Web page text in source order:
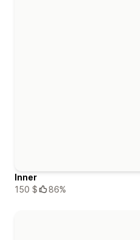
Inner
150 $
86%